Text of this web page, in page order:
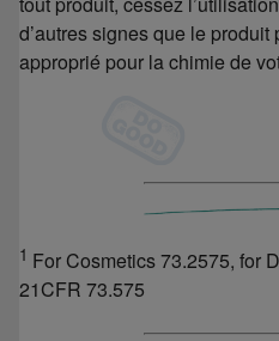
d’autres signes que le produit
approprié pour la chimie de
1 For Cosmetics 73.2575, for
21CFR 73.575